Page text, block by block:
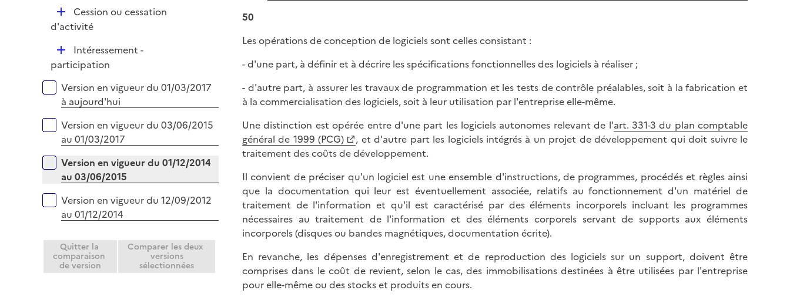
D
é
i
e
r
Cession ou cessation
d'activité
D
é
l
i
e
Intéressement -
participation
Versions sur la période
Version en vigueur du 01/03/2017
à aujourd'hui
Version en vigueur du 03/06/2015
au 01/03/2017
Version en vigueur du 01/12/2014
au 03/06/2015
Version en vigueur du 12/09/2012
au 01/12/2014
Quitter la
comparaison
de version
Comparer les deux
versions
sélectionnées
50
Les opérations de conception de logiciels sont celles consistant :
- d'une part, à définir et à décrire les spécifications fonctionnelles des logiciels à réaliser ;
- d'autre part, à assurer les travaux de programmation et les tests de contrôle préalables, soit à la fabrication et
à la commercialisation des logiciels, soit à leur utilisation par l'entreprise elle-même.
Une distinction est opérée entre d'une part les logiciels autonomes relevant de l'art. 331-3 du plan comptable
général de 1999 (PCG)
, et d'autre part les logiciels intégrés à un projet de développement qui doit suivre le
traitement des coûts de développement.
Il convient de préciser qu'un logiciel est une ensemble d'instructions, de programmes, procédés et règles ainsi
que la documentation qui leur est éventuellement associée, relatifs au fonctionnement d'un matériel de
traitement de l'information et qu'il est caractérisé par des éléments incorporels incluant les programmes
nécessaires au traitement de l'information et des éléments corporels servant de supports aux éléments
incorporels (disques ou bandes magnétiques, documentation écrite).
En revanche, les dépenses d'enregistrement et de reproduction des logiciels sur un support, doivent être
comprises dans le coût de revient, selon le cas, des immobilisations destinées à être utilisées par l'entreprise
pour elle-même ou des stocks et produits en cours.